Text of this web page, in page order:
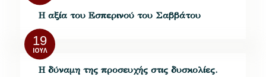
H αξία του Εσπερινού του Σαββάτου
19
ΙΟΎΛ
Η δύναμη της προσευχής στις δυσκολίες.